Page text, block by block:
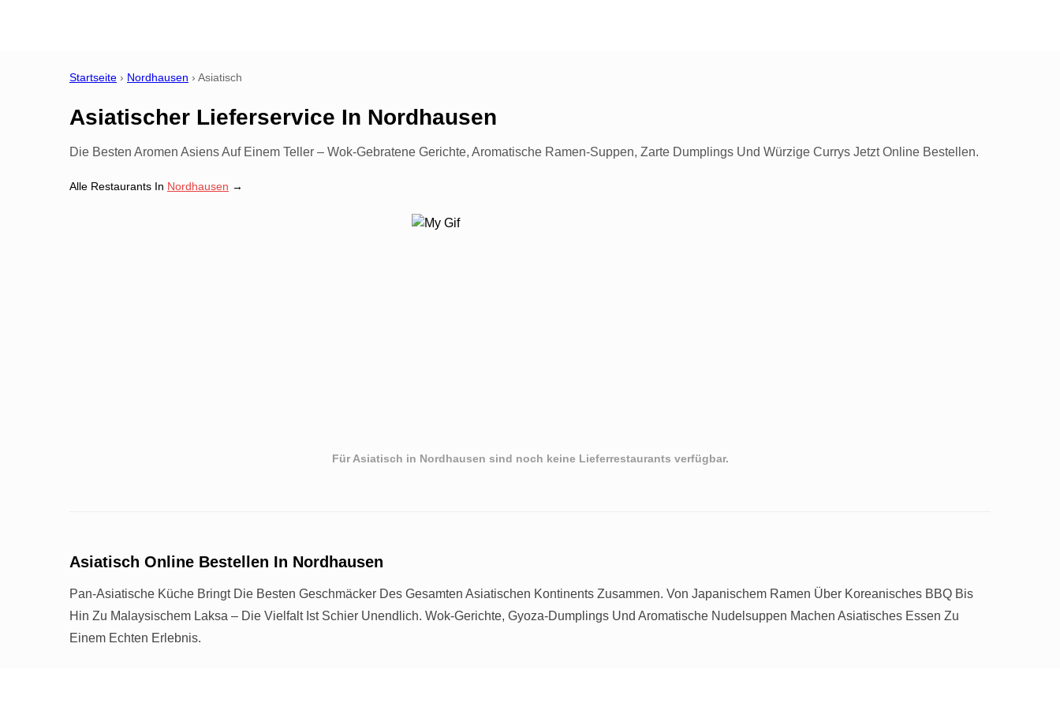
Startseite › Nordhausen › Asiatisch
Asiatischer Lieferservice In Nordhausen
Die Besten Aromen Asiens Auf Einem Teller – Wok-Gebratene Gerichte, Aromatische Ramen-Suppen, Zarte Dumplings Und Würzige Currys Jetzt Online Bestellen.
Alle Restaurants In Nordhausen →
Für Asiatisch in Nordhausen sind noch keine Lieferrestaurants verfügbar.
Asiatisch Online Bestellen In Nordhausen
Pan-Asiatische Küche Bringt Die Besten Geschmäcker Des Gesamten Asiatischen Kontinents Zusammen. Von Japanischem Ramen Über Koreanisches BBQ Bis
Hin Zu Malaysischem Laksa – Die Vielfalt Ist Schier Unendlich. Wok-Gerichte, Gyoza-Dumplings Und Aromatische Nudelsuppen Machen Asiatisches Essen Zu
Einem Echten Erlebnis.